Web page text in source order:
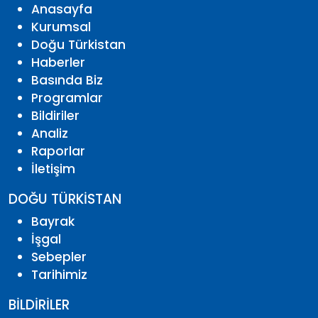
Anasayfa
Kurumsal
Doğu Türkistan
Haberler
Basında Biz
Programlar
Bildiriler
Analiz
Raporlar
İletişim
DOĞU TÜRKİSTAN
Bayrak
İşgal
Sebepler
Tarihimiz
BİLDİRİLER